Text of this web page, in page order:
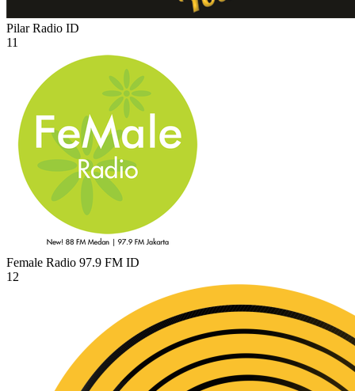
Pilar Radio ID
11
Female Radio 97.9 FM ID
12